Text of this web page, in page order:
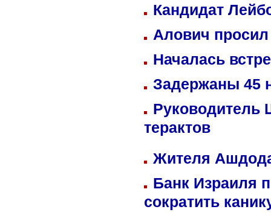
Кандидат
Алович просил
Началась
Задержаны 45
Руководитель
терактов
Жителя
Банк Израиля
сократить